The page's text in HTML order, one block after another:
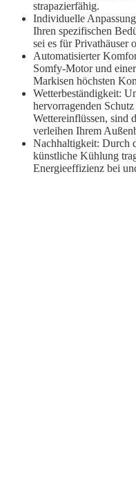
strapazierfähig.
Individuelle
Ihren spezifischen
sei es für Privathäuser
Automatisierter
Somfy-Motor und
Markisen höchsten
Wetterbeständigkeit:
hervorragenden
Wettereinflüssen, sind
verleihen Ihrem
Nachhaltigkeit: Durch
künstliche Kühlung
Energieeffizienz bei